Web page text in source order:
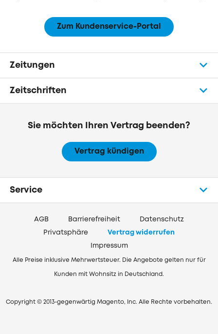
Zum Kundenservice-Portal
Zeitungen
Zeitschriften
Sie möchten Ihren Vertrag beenden?
Vertrag kündigen
Service
AGB Barrierefreiheit Datenschutz
Privatsphäre Vertrag widerrufen
Impressum
Alle Preise inklusive Mehrwertsteuer. Die Angebote gelten nur für
Kunden mit Wohnsitz in Deutschland.
Copyright © 2013-gegenwärtig Magento, Inc. Alle Rechte vorbehalten.